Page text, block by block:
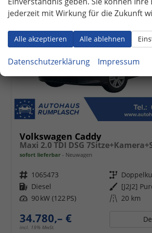
Volkswagen Caddy
sofort lieferbar Neuwagen
Fahrzeugnr. 1065473 Getriebe
Kraftstoff Diesel Außenfarbe [J2J2]
Leistung 90 kW (122 PS) Kilometerstand 20 km
34.780,– €
incl. 19% MwSt.
jederzeit mit Wirkung für die Zukunft
Alle akzeptieren Alle ablehnen
Datenschutzerklärung Impressum